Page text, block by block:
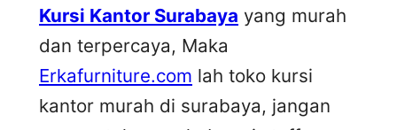
Kursi Kantor Surabaya yang murah
dan terpercaya, Maka
Erkafurniture.com lah toko kursi
kantor murah di surabaya, jangan